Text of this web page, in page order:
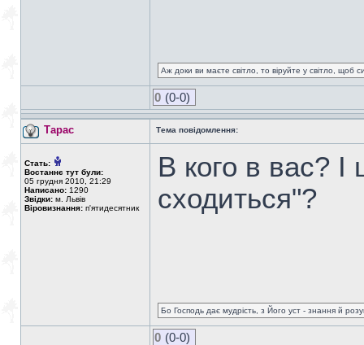
Аж доки ви маєте світло, то віруйте у світло, щоб
0 (0-0)
Тарас Тема повідомлення:
Стать:
Востаннє тут були:
05 грудня 2010, 21:29
Написано: 1290
Звідки: м. Львів
Віровизнання: п'ятидесятник
В кого в вас?
сходиться"?
Бо Господь дає мудрість, з Його уст - знання й
0 (0-0)